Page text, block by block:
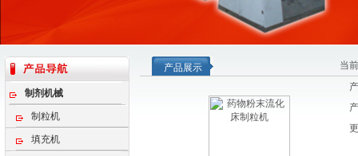
制剂机械
制粒机
填充机
产品展示 当